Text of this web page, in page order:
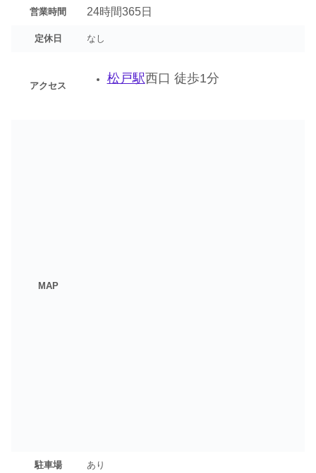
営業時間 24時間365日
定休日 なし
アクセス 松戸駅西口 徒歩1分
MAP
駐車場 あり